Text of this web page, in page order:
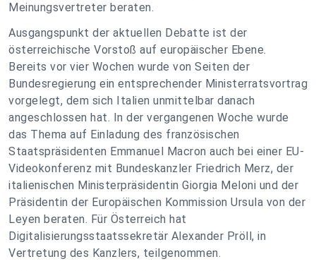
Meinungsvertreter beraten.
Ausgangspunkt der aktuellen Debatte ist der
österreichische Vorstoß auf europäischer Ebene.
Bereits vor vier Wochen wurde von Seiten der
Bundesregierung ein entsprechender Ministerratsvortrag
vorgelegt, dem sich Italien unmittelbar danach
angeschlossen hat. In der vergangenen Woche wurde
das Thema auf Einladung des französischen
Staatspräsidenten Emmanuel Macron auch bei einer EU-
Videokonferenz mit Bundeskanzler Friedrich Merz, der
italienischen Ministerpräsidentin Giorgia Meloni und der
Präsidentin der Europäischen Kommission Ursula von der
Leyen beraten. Für Österreich hat
Digitalisierungsstaatssekretär Alexander Pröll, in
Vertretung des Kanzlers, teilgenommen.